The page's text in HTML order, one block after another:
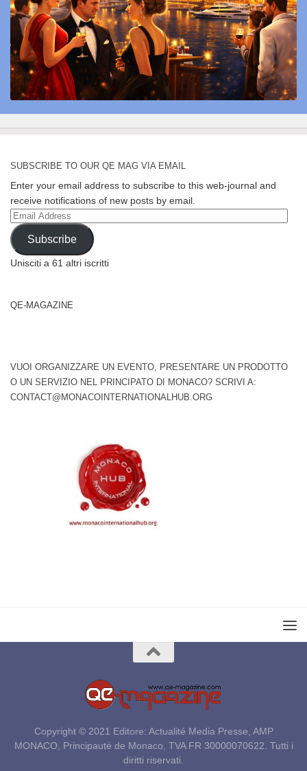
SUBSCRIBE TO OUR QE MAG VIA EMAIL
Enter your email address to subscribe to this web-journal and
receive notifications of new posts by email.
Email
Address
Subscribe
Unisciti a 61 altri iscritti
QE-MAGAZINE
VUOI ORGANIZZARE UN EVENTO, PRESENTARE UN PRODOTTO
O UN SERVIZIO NEL PRINCIPATO DI MONACO? SCRIVI A:
CONTACT@MONACOINTERNATIONALHUB.ORG
Copyright © 2021 Editore: Actualité Media Presse, AMP
MONACO, Principauté de Monaco, TVA FR 30000070622. Tutti i
diritti riservati.